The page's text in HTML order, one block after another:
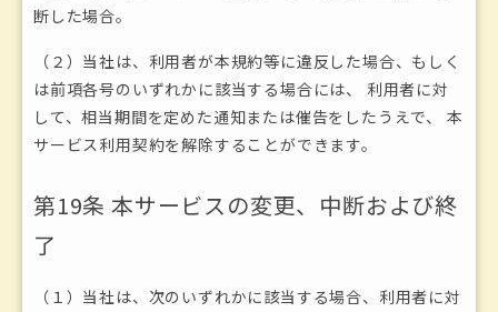
断した場合。
（２）当社は、利用者が本規約等に違反した場合、もしく
は前項各号のいずれかに該当する場合には、 利用者に対
して、相当期間を定めた通知または催告をしたうえで、 本
サービス利用契約を解除することができます。
第19条 本サービスの変更、中断および終
了
（１）当社は、次のいずれかに該当する場合、利用者に対